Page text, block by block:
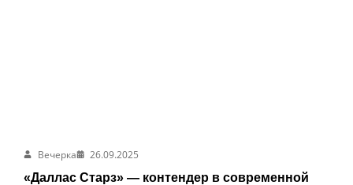
Вечерка
26.09.2025
«Даллас Старз» — контендер в современной